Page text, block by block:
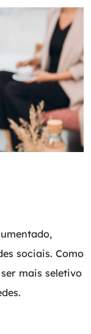
sociais. Como
mais seletivo